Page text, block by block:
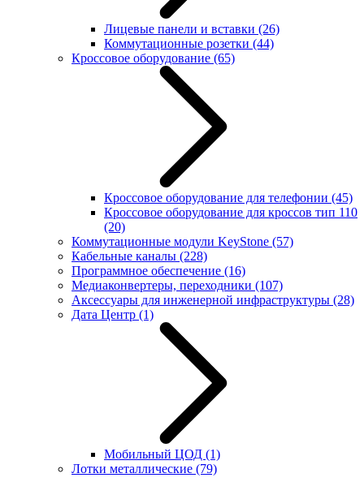
Лицевые панели и вставки (26)
Коммутационные розетки (44)
Кроссовое оборудование (65)
Кроссовое оборудование для телефонии (45)
Кроссовое оборудование для кроссов тип 110
(20)
Коммутационные модули KeyStone (57)
Кабельные каналы (228)
Программное обеспечение (16)
Медиаконвертеры, переходники (107)
Аксессуары для инженерной инфраструктуры (28)
Дата Центр (1)
Мобильный ЦОД (1)
Лотки металлические (79)